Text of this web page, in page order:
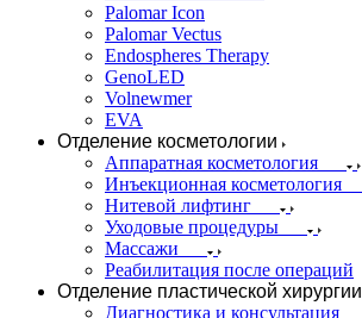
Palomar Icon
Palomar Vectus
Endospheres Therapy
GenoLED
Volnewmer
EVA
Отделение косметологии
Аппаратная косметология
Инъекционная косметология
Нитевой лифтинг
Уходовые процедуры
Массажи
Реабилитация после операций
Отделение пластической хирургии
Диагностика и консультация